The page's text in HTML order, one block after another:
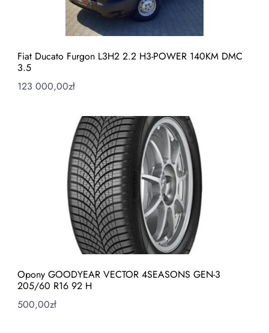
Fiat Ducato Furgon L3H2 2.2 H3-POWER 140KM DMC
3.5
123 000,00zł
Opony GOODYEAR VECTOR 4SEASONS GEN-3
205/60 R16 92 H
500,00zł